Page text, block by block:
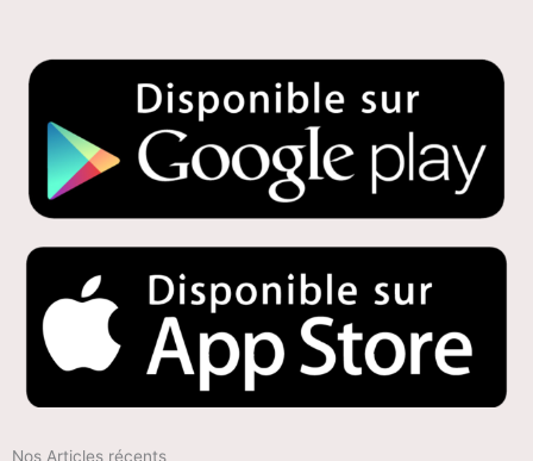
Nos Articles récents